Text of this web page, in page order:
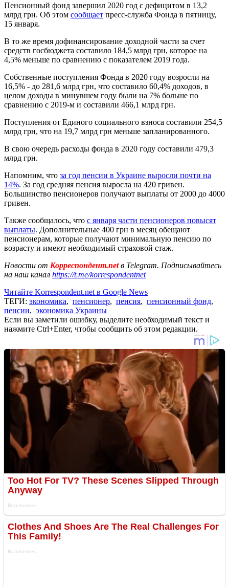
Пенсионный фонд завершил 2020 год с дефицитом в 13,2
млрд грн. Об этом сообщает пресс-служба Фонда в пятницу,
15 января.
В то же время дофинансирование доходной части за счет
средств госбюджета составило 184,5 млрд грн, которое на
4,5% меньше по сравнению с показателем 2019 года.
Собственные поступления Фонда в 2020 году возросли на
16,5% - до 281,6 млрд грн, что составило 60,4% доходов, в
целом доходы в минувшем году были на 7% больше по
сравнению с 2019-м и составили 466,1 млрд грн.
Поступления от Единого социального взноса составили 254,5
млрд грн, что на 19,7 млрд грн меньше запланированного.
В свою очередь расходы фонда в 2020 году составили 479,3
млрд грн.
Напомним, что за год пенсии в Украине выросли почти на
14%. За год средняя пенсия выросла на 420 гривен.
Большинство пенсионеров получают выплаты от 2000 до 4000
гривен.
Также сообщалось, что с января части пенсионеров повысят
выплаты. Дополнительные 400 грн в месяц обещают
пенсионерам, которые получают минимальную пенсию по
возрасту и имеют необходимый страховой стаж.
Новости от Корреспондент.netв Telegram. Подписывайтесь
на наш канал https://t.me/korrespondentnet
Читайте Korrespondent.net в Google News
ТЕГИ: экономика, пенсионер, пенсия, пенсионный фонд,
пенсии, экономика Украины
Если вы заметили ошибку, выделите необходимый текст и
нажмите Ctrl+Enter, чтобы сообщить об этом редакции.